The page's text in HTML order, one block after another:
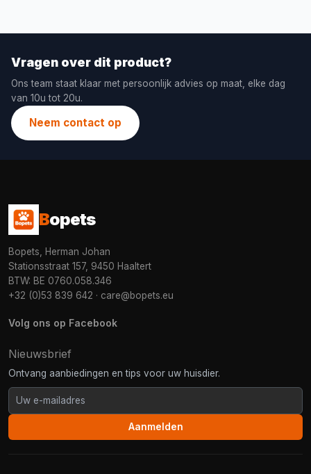
Vragen over dit product?
Ons team staat klaar met persoonlijk advies op maat, elke dag
van 10u tot 20u.
Neem contact op
Bopets
Bopets, Herman Johan
Stationsstraat 157, 9450 Haaltert
BTW: BE 0760.058.346
+32 (0)53 839 642 · care@bopets.eu
Volg ons op Facebook
Nieuwsbrief
Ontvang aanbiedingen en tips voor uw huisdier.
Aanmelden